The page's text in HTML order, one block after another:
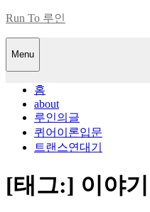
Skip
content
Run To 루인
Menu
홈
about
루인의글
퀴어이론입문
트랜스연대기
[태그:] 이야기